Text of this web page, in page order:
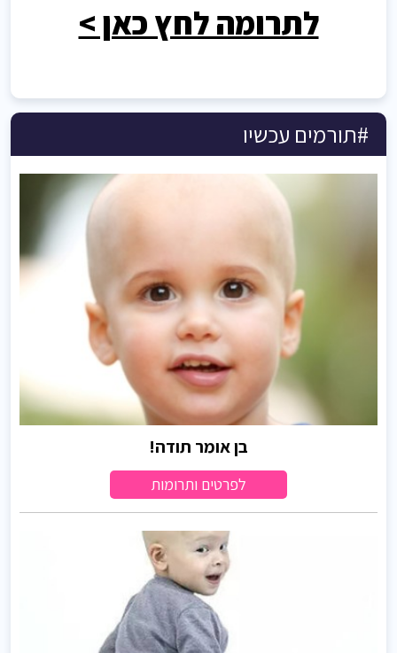
לתרומה לחץ כאן >
#תורמים עכשיו
בן אומר תודה!
לפרטים ותרומות